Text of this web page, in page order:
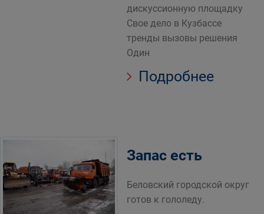
дискуссионную площадку
Свое дело в Кузбассе
тренды вызовы решения
Один
Подробнее
Запас есть
Беловский городской округ
готов к гололеду.